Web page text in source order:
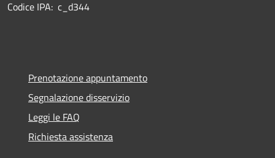
Codice IPA: c_d344
Prenotazione appuntamento
Segnalazione disservizio
Leggi le FAQ
Richiesta assistenza